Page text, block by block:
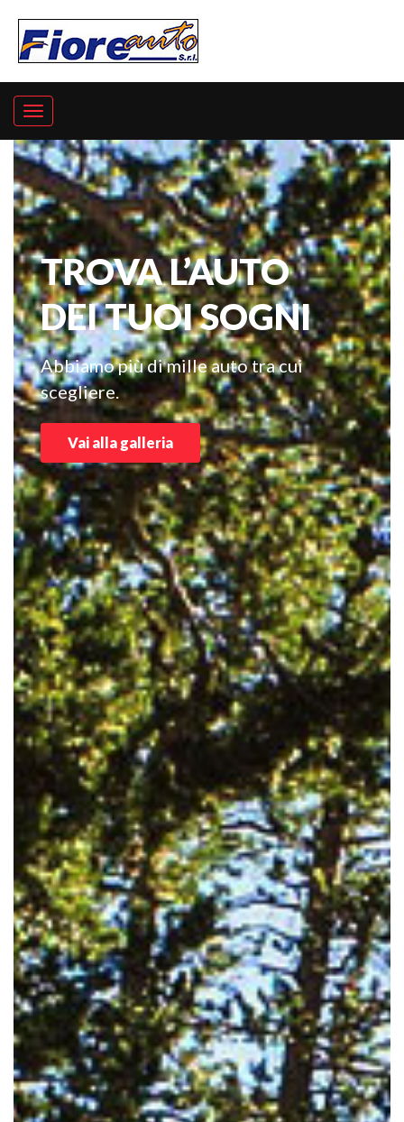
TROVA L’AUTO
DEI TUOI SOGNI
Abbiamo più di mille auto tra cui
scegliere.
Vai alla galleria